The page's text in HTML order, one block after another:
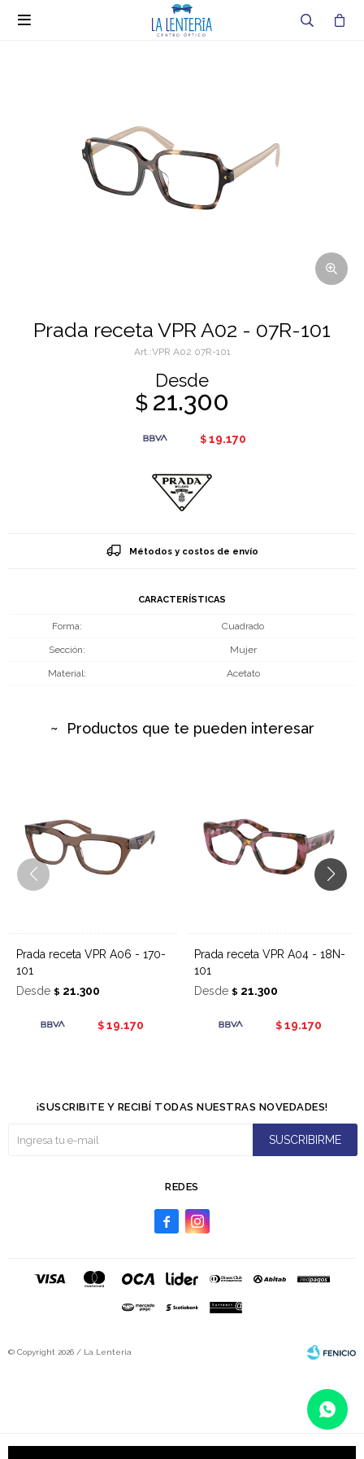

Prada receta VPR A02 - 07R-101
VPR A02 07R-101
Desde
$ 21.300
$ 19.170
Métodos y costos de envío
CARACTERÍSTICAS
Forma Cuadrado
Sección Mujer
Material Acetato
Productos que te pueden interesar
Prada receta VPR A06 - 170-
101
Desde $ 21.300
$ 19.170
Prada receta VPR A04 - 18N-
101
Desde $ 21.300
$ 19.170
REDES
 
¡SUSCRIBITE Y RECIBÍ TODAS NUESTRAS NOVEDADES!
SUSCRIBIRME
© Copyright 2026 / La Lenteria